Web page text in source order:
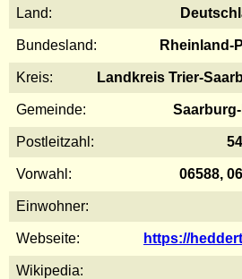
Land:
Bundesland: Rheinland-
Kreis: Landkreis Trier-
Gemeinde: Saarburg-
Postleitzahl:
Vorwahl: 06588,
Einwohner:
Webseite: https://
Wikipedia: